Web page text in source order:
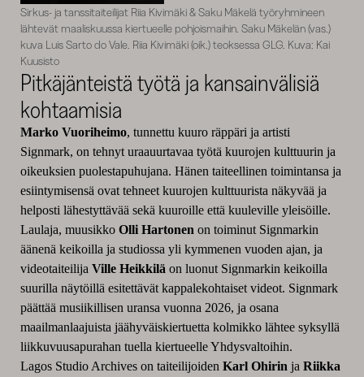
Sirkus- ja tanssitaiteilijat Riia Kivimäki & Saku Mäkelä työryhmineen
lähtevät maaliskuussa kiertueelle pohjoismaihin. Saku Mäkelän (vas.)
kuva Luis Sarto do Vale. Riia Kivimäki (oik.) teoksessa GLG. Kuva: Kai
Kuusisto
Pitkäjänteistä työtä ja kansainvälisiä
kohtaamisia
Marko Vuoriheimo, tunnettu kuuro räppäri ja artisti
Signmark, on tehnyt uraauurtavaa työtä kuurojen kulttuurin ja
oikeuksien puolestapuhujana. Hänen taiteellinen toimintansa ja
esiintymisensä ovat tehneet kuurojen kulttuurista näkyvää ja
helposti lähestyttävää sekä kuuroille että kuuleville yleisöille.
Laulaja, muusikko Olli Hartonenon toiminut Signmarkin
äänenä keikoilla ja studiossa yli kymmenen vuoden ajan, ja
videotaiteilija Ville Heikkiläon luonut Signmarkin keikoilla
suurilla näytöillä esitettävät kappalekohtaiset videot. Signmark
päättää musiikillisen uransa vuonna 2026, ja osana
maailmanlaajuista jäähyväiskiertuetta kolmikko lähtee syksyllä
liikkuvuusapurahan tuella kiertueelle Yhdysvaltoihin.
Lagos Studio Archives on taiteilijoiden Karl Ohirinja Riikka